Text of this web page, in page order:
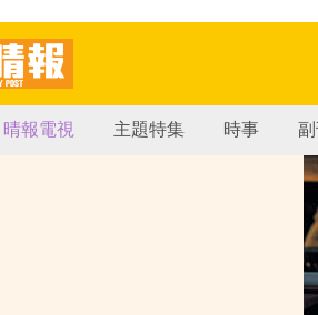
晴報電視 主題特集 時事 副